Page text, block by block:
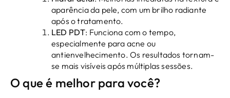
aparência da pele, com um brilho radiante
após o tratamento.
LED PDT: Funciona com o tempo,
especialmente para acne ou
antienvelhecimento. Os resultados tornam-
se mais visíveis após múltiplas sessões.
O que é melhor para você?